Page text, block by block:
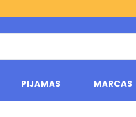
PIJAMAS MARCAS